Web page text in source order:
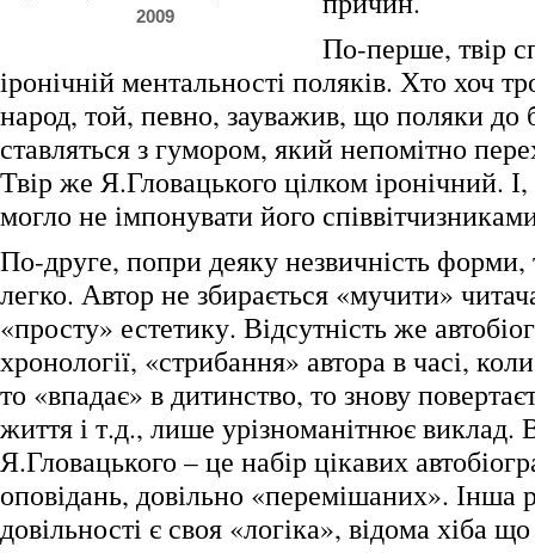
2009
По-перше, твір
іронічній ментальності поляків. Хто хоч
народ, той, певно, зауважив, що поляки до
ставляться з гумором, який непомітно
Твір же Я.Гловацького цілком іронічний.
могло не імпонувати його
По-друге, попри деяку незвичність форми,
легко. Автор не збирається «мучити»
«просту» естетику. Відсутність же
хронології, «стрибання» автора в часі,
то «впадає» в дитинство, то знову
життя і т.д., лише урізноманітнює виклад.
Я.Гловацького – це набір цікавих
оповідань, довільно «перемішаних». Інша
довільності є своя «логіка», відома хіба